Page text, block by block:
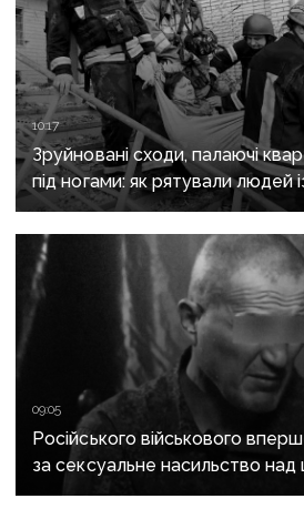
10:17
Зруйновані сходи, палаючі
під ногами: як рятували людей
багатоповерхівки в
09:05
Російського військового
за сексуальне насильство
відомо про справу